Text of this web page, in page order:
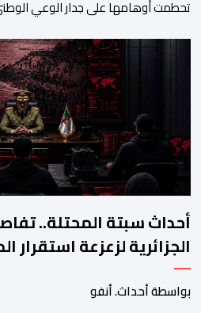
تحطمت أوهامها على جدار الوعي
الأجهزة الأمنية المغربية لأحدث
استهداف امن المملكة واستقرارها. أكد
إجهاض مخططات الجارة التي تحركت
أحداث سبتة المحتلة..
الجزائرية لزعزعة استقرار
بواسطة أحداث. أنفو